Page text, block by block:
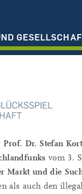
Prof. Dr. Stefan
vom 3.
Markt und die
als auch den